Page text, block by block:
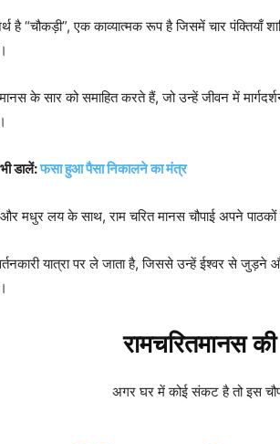
है “चौकड़ी”, एक काव्यात्मक रूप है जिसमें चार पंक्तियाँ
के सार को समाहित करते हैं, जो उन्हें जीवन में
डालें:फसा हुआ पैसा निकालने का मंत्र
मधुर लय के साथ, राम चरित मानस चौपाई अपने पाठकों
यात्रा पर ले जाता है, जिससे उन्हें ईश्वर से
रामचरितमानस की
अगर घर में कोई संकट है तो इस